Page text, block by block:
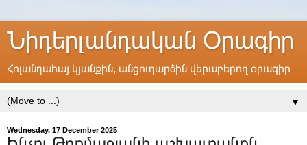
Նիդերլանդական Օրագիր
Հոլանդահայ կյանքին, անցուդարձին վերաբերող օրագիր
▼
Wednesday, 17 December 2025